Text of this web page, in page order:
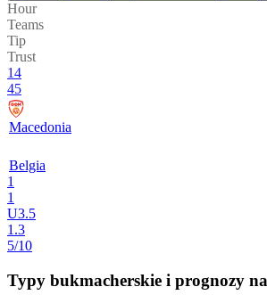
Hour
Teams
Tip
Trust
14
45
Macedonia
Belgia
1
1
U3.5
1.3
5/10
Typy bukmacherskie i prognozy